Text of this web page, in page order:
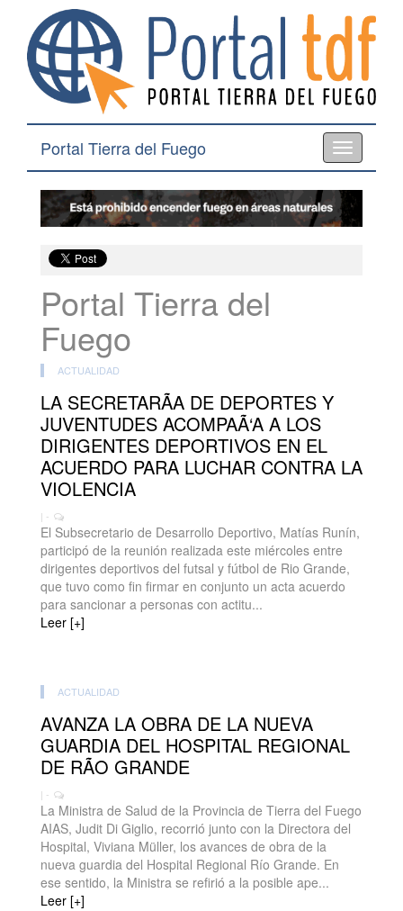
Toggle
navigation
Portal Tierra del Fuego
Portal Tierra del
Fuego
ACTUALIDAD
LA SECRETARÃA DE DEPORTES Y
JUVENTUDES ACOMPAÃ‘A A LOS
DIRIGENTES DEPORTIVOS EN EL
ACUERDO PARA LUCHAR CONTRA LA
VIOLENCIA
| -
El Subsecretario de Desarrollo Deportivo, Matías Runín,
participó de la reunión realizada este miércoles entre
dirigentes deportivos del futsal y fútbol de Rio Grande,
que tuvo como fin firmar en conjunto un acta acuerdo
para sancionar a personas con actitu...
Leer [+]
ACTUALIDAD
AVANZA LA OBRA DE LA NUEVA
GUARDIA DEL HOSPITAL REGIONAL
DE RÃO GRANDE
| -
La Ministra de Salud de la Provincia de Tierra del Fuego
AIAS, Judit Di Giglio, recorrió junto con la Directora del
Hospital, Viviana Müller, los avances de obra de la
nueva guardia del Hospital Regional Río Grande. En
ese sentido, la Ministra se refirió a la posible ape...
Leer [+]